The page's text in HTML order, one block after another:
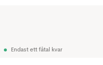
Endast ett fåtal kvar